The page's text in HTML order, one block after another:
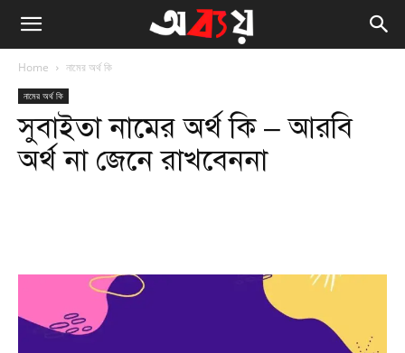
Home নামের অর্থ কি
নামের অর্থ কি
সুবাইতা নামের অর্থ কি – আরবি
অর্থ না জেনে রাখবেননা